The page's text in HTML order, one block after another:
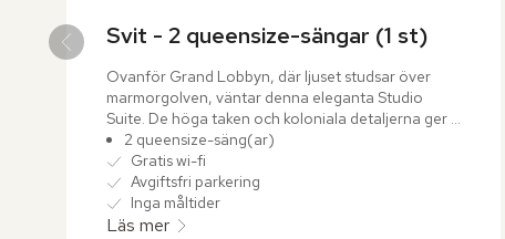
Svit - 2 queensize-sängar (1 st)
Ovanför Grand Lobbyn, där ljuset studsar över
marmorgolven, väntar denna eleganta Studio
Suite. De höga taken och koloniala detaljerna ger
rummen en luftig och tidlös karaktär.
2 queensize-säng(ar)
Gratis wi-fi
Avgiftsfri parkering
Inga måltider
Läs mer